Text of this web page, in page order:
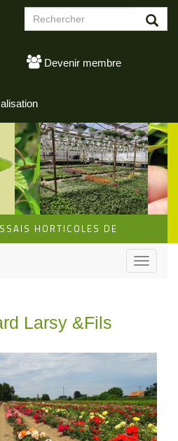
Formulaire
de
Devenir membre
HORTICOLES DE
Toggle
Larsy &Fils